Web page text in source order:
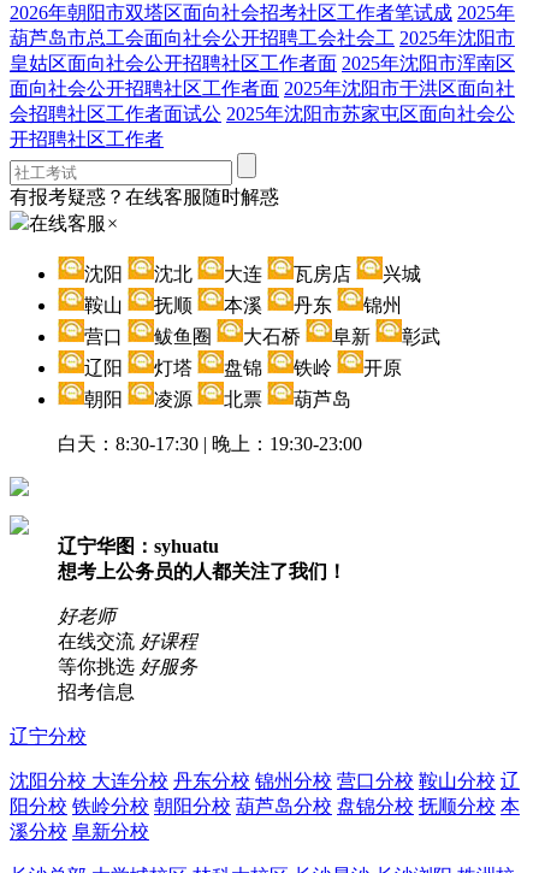
2026年朝阳市双塔区面向社会招考社区工作者笔试成 2025年
葫芦岛市总工会面向社会公开招聘工会社会工 2025年沈阳市
皇姑区面向社会公开招聘社区工作者面 2025年沈阳市浑南区
面向社会公开招聘社区工作者面 2025年沈阳市于洪区面向社
会招聘社区工作者面试公 2025年沈阳市苏家屯区面向社会公
开招聘社区工作者
有报考疑惑？在线客服随时解惑
在线客服 ×
沈阳 沈北 大连 瓦房店
兴城
鞍山
抚顺 本溪 丹东
锦州
营口
鲅鱼圈 大石桥 阜新
彰武
辽阳
灯塔 盘锦 铁岭
开原
朝阳
凌源 北票 葫芦岛
白天：8:30-17:30 | 晚上：19:30-23:00
辽宁华图：syhuatu
想考上公务员的人都关注了我们！
好老师
在线交流 好课程
等你挑选 好服务
招考信息
辽宁分校
沈阳分校 大连分校 丹东分校 锦州分校 营口分校 鞍山分校 辽
阳分校 铁岭分校 朝阳分校 葫芦岛分校 盘锦分校 抚顺分校 本
溪分校 阜新分校